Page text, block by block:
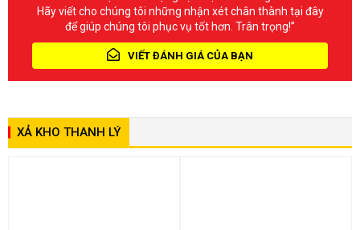
Hãy viết cho chúng tôi những nhận xét chân thành tại đây
để giúp chúng tôi phục vụ tốt hơn. Trân trọng!”
VIẾT ĐÁNH GIÁ CỦA BẠN
XẢ KHO THANH LÝ